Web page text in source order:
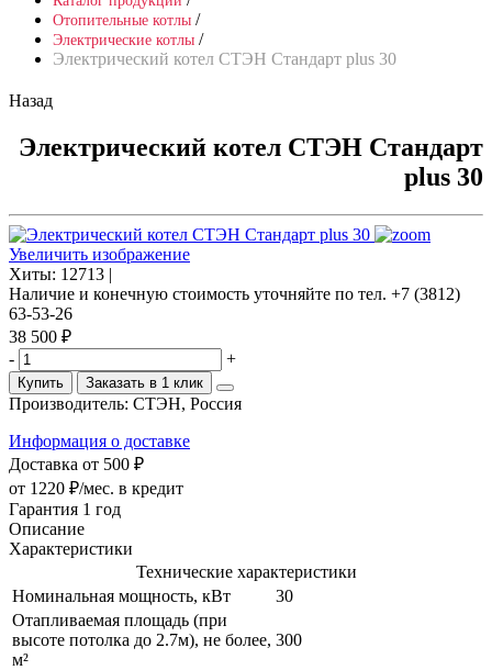
Отопительные котлы /
Электрические котлы /
Электрический котел СТЭН Стандарт plus 30
Назад
Электрический котел СТЭН Стандарт
plus 30
Увеличить изображение
Хиты: 12713 |
Наличие и конечную стоимость уточняйте по тел. +7 (3812)
63-53-26
38 500 ₽
-
+
Купить Заказать в 1 клик
Производитель: СТЭН, Россия
Информация о доставке
Доставка от 500 ₽
от 1220 ₽/мес. в кредит
Гарантия 1 год
Описание
Характеристики
Технические характеристики
Номинальная мощность, кВт
30
Отапливаемая площадь (при
высоте потолка до 2.7м), не более,
м²
300